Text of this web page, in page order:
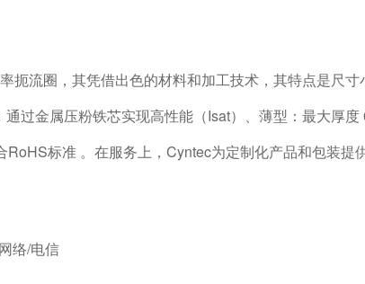
扼流圈，其凭借出色的材料和加工技术，其特点是尺
过金属压粉铁芯实现高性能（Isat）、薄型：最大厚度
标准 。在服务上，Cyntec为定制化产品和包装提
络/电信